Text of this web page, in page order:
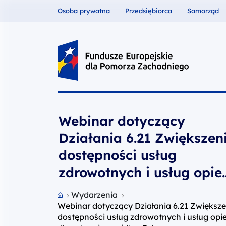
Fundusze dla
Osoba prywatna Fundusze dla
Przedsiębiorca Samorząd
Fundusze Europejskie dla
Webinar dotyczący
Działania 6.21
dostępności usług
zdrowotnych i usług
długoterminowej (typ 3a)
Przejdź do strony głównej portalu
Wydarzenia
Webinar dotyczący Działania 6.21
dostępności usług zdrowotnych i usług